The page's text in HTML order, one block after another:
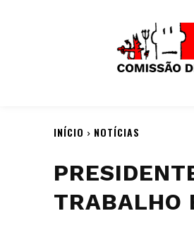
INÍCIO NOTÍCIAS
TRABALHO